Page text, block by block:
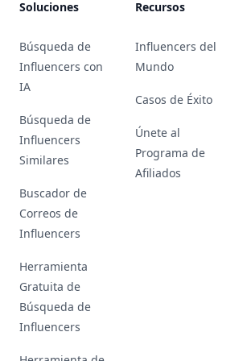
Soluciones
Búsqueda de
Influencers con
IA
Búsqueda de
Influencers
Similares
Buscador de
Correos de
Influencers
Herramienta
Gratuita de
Búsqueda de
Influencers
Recursos
Influencers del
Mundo
Casos de Éxito
Únete al
Programa de
Afiliados